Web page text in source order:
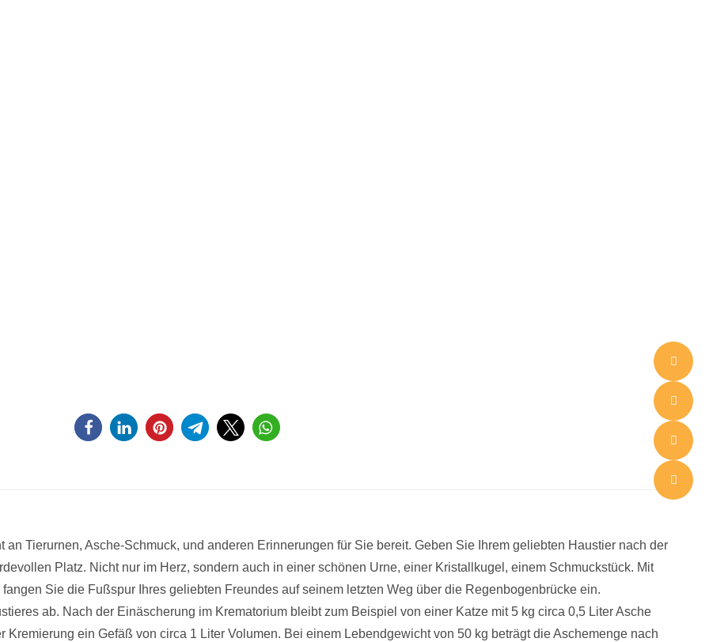
Tierurnen, Asche-Schmuck, und anderen Erinnerungen für Sie bereit. Geben Sie Ihrem geliebten Haustier nach der
Platz. Nicht nur im Herz, sondern auch in einer schönen Urne, einer Kristallkugel, einem Schmuckstück. Mit
Sie die Fußspur Ihres geliebten Freundes auf seinem letzten Weg über die Regenbogenbrücke ein.
ab. Nach der Einäscherung im Krematorium bleibt zum Beispiel von einer Katze mit 5 kg circa 0,5 Liter Asche
ein Gefäß von circa 1 Liter Volumen. Bei einem Lebendgewicht von 50 kg beträgt die Aschemenge nach